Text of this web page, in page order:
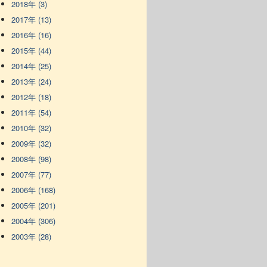
2018年 (3)
2017年 (13)
2016年 (16)
2015年 (44)
2014年 (25)
2013年 (24)
2012年 (18)
2011年 (54)
2010年 (32)
2009年 (32)
2008年 (98)
2007年 (77)
2006年 (168)
2005年 (201)
2004年 (306)
2003年 (28)